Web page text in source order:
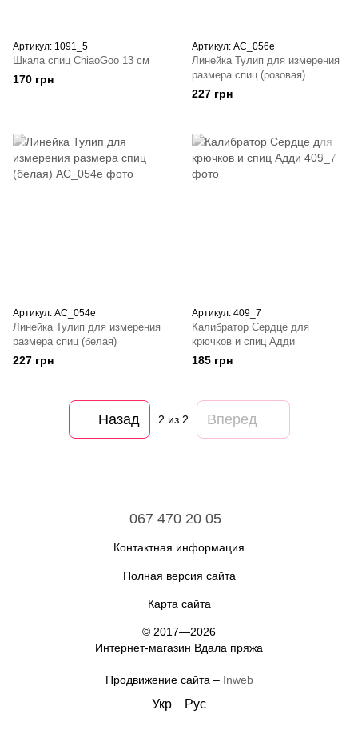
Артикул: 1091_5
Шкала спиц ChiaoGoo 13 см
170 грн
Артикул: AC_056e
Линейка Тулип для измерения
размера спиц (розовая)
227 грн
Артикул: AC_054e
Линейка Тулип для измерения
размера спиц (белая)
227 грн
Артикул: 409_7
Калибратор Сердце для
крючков и спиц Адди
185 грн
Назад 2 из 2 Вперед
067 470 20 05
Контактная информация
Полная версия сайта
Карта сайта
© 2017—2026
Интернет-магазин Вдала пряжа
Продвижение сайта – Inweb
Укр Рус